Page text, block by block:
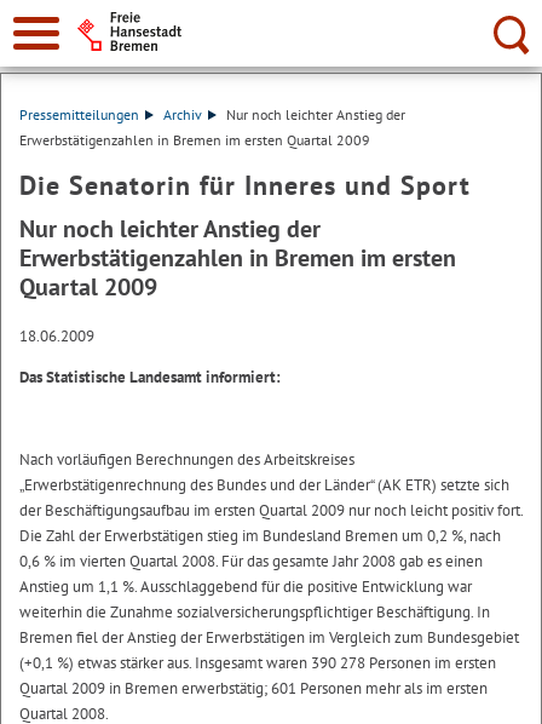
Suche:
Pressemitteilungen Archiv
Nur noch leichter Anstieg der
Erwerbstätigenzahlen in Bremen im ersten Quartal 2009
Die Senatorin für Inneres und Sport
Nur noch leichter Anstieg der
Erwerbstätigenzahlen in Bremen im ersten
Quartal 2009
18.06.2009
Das Statistische Landesamt informiert:
Nach vorläufigen Berechnungen des Arbeitskreises
„Erwerbstätigenrechnung des Bundes und der Länder“ (AK ETR) setzte sich
der Beschäftigungsaufbau im ersten Quartal 2009 nur noch leicht positiv fort.
Die Zahl der Erwerbstätigen stieg im Bundesland Bremen um 0,2 %, nach
0,6 % im vierten Quartal 2008. Für das gesamte Jahr 2008 gab es einen
Anstieg um 1,1 %. Ausschlaggebend für die positive Entwicklung war
weiterhin die Zunahme sozialversicherungspflichtiger Beschäftigung. In
Bremen fiel der Anstieg der Erwerbstätigen im Vergleich zum Bundesgebiet
(+0,1 %) etwas stärker aus. Insgesamt waren 390 278 Personen im ersten
Quartal 2009 in Bremen erwerbstätig; 601 Personen mehr als im ersten
Quartal 2008.